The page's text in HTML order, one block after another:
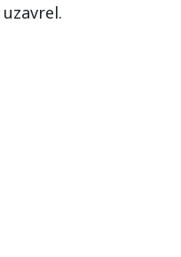
uzavrel.